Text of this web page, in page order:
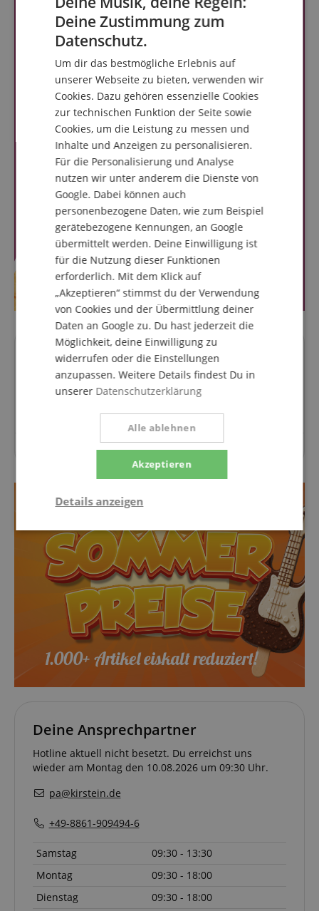
Fragen zum Artikel
Stelle eine Frage
Zu diesem Artikel wurden noch keine Fragen gestellt.
Deine Ansprechpartner
Hotline aktuell nicht besetzt. Du erreichst uns
wieder am Montag den 10.08.2026 um 09:30 Uhr.
pa@kirstein.de
+49-8861-909494-6
Samstag
09:30 - 13:30
Montag
09:30 - 18:00
Dienstag
09:30 - 18:00
FRENCH
SPANISH
Deine Zustimmung zum
Datenschutz.
Um dir das bestmögliche Erlebnis auf
unserer Webseite zu bieten, verwenden wir
Cookies. Dazu gehören essenzielle Cookies
zur technischen Funktion der Seite sowie
Cookies, um die Leistung zu messen und
Inhalte und Anzeigen zu personalisieren.
Für die Personalisierung und Analyse
nutzen wir unter anderem die Dienste von
Google. Dabei können auch
personenbezogene Daten, wie zum Beispiel
gerätebezogene Kennungen, an Google
übermittelt werden. Deine Einwilligung ist
für die Nutzung dieser Funktionen
erforderlich. Mit dem Klick auf
„Akzeptieren“ stimmst du der Verwendung
von Cookies und der Übermittlung deiner
Daten an Google zu. Du hast jederzeit die
Möglichkeit, deine Einwilligung zu
widerrufen oder die Einstellungen
anzupassen. Weitere Details findest Du in
unserer Datenschutzerklärung
Akzeptieren
Alle ablehnen
Details anzeigen
Statistik Marketing Funktional
Statistik Marketing Funktional
Statistik-Cookies werden verwendet, um zu sehen,
wie Besucher die Website nutzen, z.B. Analyse-
91347
59